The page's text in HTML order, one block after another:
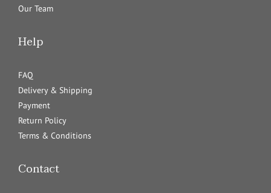
Our Team
Help
FAQ
Delivery & Shipping
Payment
Return Policy
Terms & Conditions
Contact